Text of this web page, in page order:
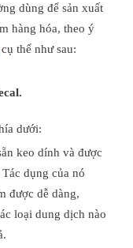
dùng để sản xuất
hàng hóa, theo ý
cụ thể như sau:
dưới:
keo dính và được
dụng của nó
được dễ dàng,
loại dung dịch nào